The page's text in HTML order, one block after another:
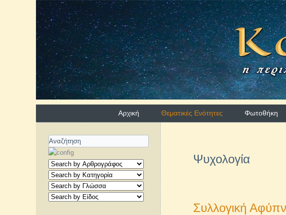
Αρχική Θεματικές Ενότητες Φωτοθήκη
Ψυχολογία
Συλλογική